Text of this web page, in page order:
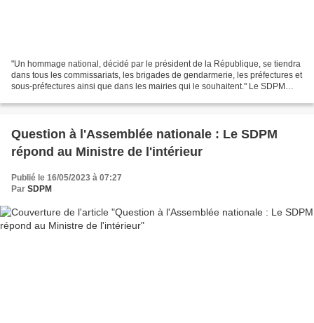
"Un hommage national, décidé par le président de la République, se tiendra
dans tous les commissariats, les brigades de gendarmerie, les préfectures et
sous-préfectures ainsi que dans les mairies qui le souhaitent." Le SDPM
Question à l'Assemblée nationale : Le SDPM
répond au Ministre de l'intérieur
Publié le 16/05/2023 à 07:27
Par SDPM